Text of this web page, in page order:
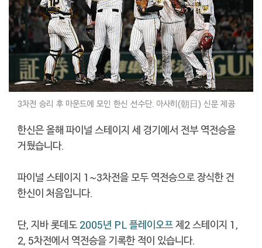
3차전 승리 후 마운드에 모인 한신 선수단. 아사히(朝日) 신문 제공
한신은 올해 파이널 스테이지 세 경기에서 전부 역전승을
거뒀습니다.
파이널 스테이지 1~3차전을 모두 역전승으로 장식한 건
한신이 처음입니다.
단, 지바 롯데도 2005년 PL 플레이오프제2 스테이지 1,
2, 5차전에서 역전승을 기록한 적이 있습니다.